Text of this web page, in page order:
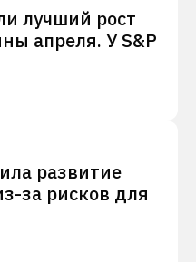
лучший рост
апреля. У S&P
развитие
за рисков для